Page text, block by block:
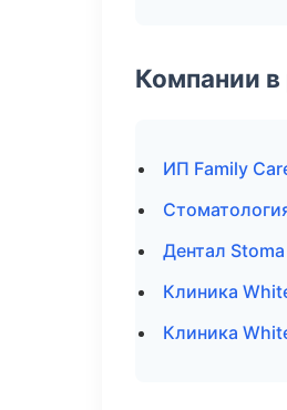
Компании
ИП Family
Дентал
Клиника
Клиника